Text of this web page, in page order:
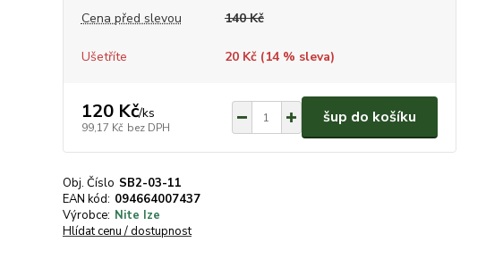
Cena před slevou
140 Kč
Ušetříte 20 Kč (14% sleva)
120 Kč/ks
99,17 Kč bez DPH
šup do košíku
Obj. Číslo SB2-03-11
EAN kód: 094664007437
Výrobce: Nite Ize
Hlídat cenu / dostupnost